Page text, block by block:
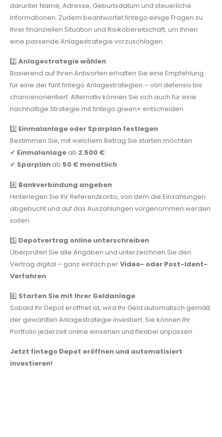
darunter Name, Adresse, Geburtsdatum und steuerliche
Informationen. Zudem beantwortet fintego einige Fragen zu
Ihrer finanziellen Situation und Risikobereitschaft, um Ihnen
eine passende Anlagestrategie vorzuschlagen.
2️⃣Anlagestrategie wählen
Basierend auf Ihren Antworten erhalten Sie eine Empfehlung
für eine der fünf fintego Anlagestrategien – von defensiv bis
chancenorientiert. Alternativ können Sie sich auch für eine
nachhaltige Strategie mit fintego green+ entscheiden.
3️⃣ Einmalanlage oder Sparplan festlegen
Bestimmen Sie, mit welchem Betrag Sie starten möchten.
✔ Einmalanlage ab 2.500 €
✔ Sparplan ab 50 € monatlich
4️⃣ Bankverbindung angeben
Hinterlegen Sie Ihr Referenzkonto, von dem die Einzahlungen
abgebucht und auf das Auszahlungen vorgenommen werden
sollen.
5️⃣ Depotvertrag online unterschreiben
Überprüfen Sie alle Angaben und unterzeichnen Sie den
Vertrag digital – ganz einfach perVideo- oder Post-Ident-
Verfahren.
6️⃣ Starten Sie mit Ihrer Geldanlage
Sobald Ihr Depot eröffnet ist, wird Ihr Geld automatisch gemäß
der gewählten Anlagestrategie investiert. Sie können Ihr
Portfolio jederzeit online einsehen und flexibel anpassen.
Jetzt fintego Depot eröffnen und automatisiert
investieren!